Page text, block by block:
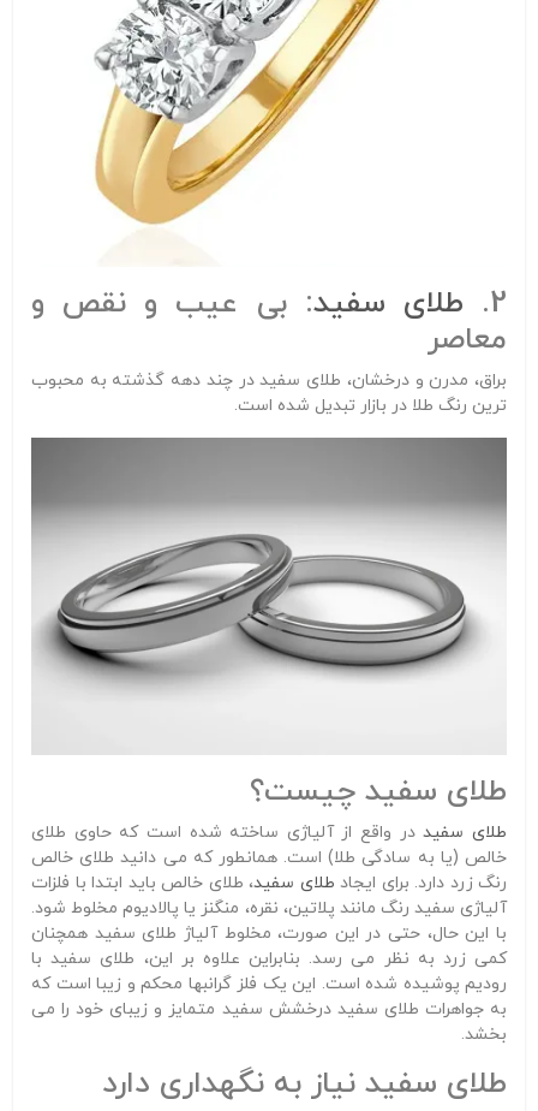
2. طلای سفید: بی عیب و نقص و
معاصر
براق، مدرن و درخشان، طلای سفید در چند دهه گذشته به محبوب
ترین رنگ طلا در بازار تبدیل شده است.
طلای سفید چیست؟
طلای سفیددر واقع از آلیاژی ساخته شده است که حاوی طلای
خالص (یا به سادگی طلا) است. همانطور که می دانید طلای خالص
رنگ زرد دارد. برای ایجاد طلای سفید، طلای خالص باید ابتدا با فلزات
آلیاژی سفید رنگ مانند پلاتین، نقره، منگنز یا پالادیوم مخلوط شود.
با این حال، حتی در این صورت، مخلوط آلیاژ طلای سفید همچنان
کمی زرد به نظر می رسد. بنابراین علاوه بر این، طلای سفید با
رودیم پوشیده شده است. این یک فلز گرانبها محکم و زیبا است که
به جواهرات طلای سفید درخشش سفید متمایز و زیبای خود را می
بخشد.
طلای سفید نیاز به نگهداری دارد